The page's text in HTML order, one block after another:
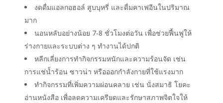
งดดื่มแอลกอฮอล์ สูบบุหรี่ และดื่มคาเฟอีนในปริมาณ
มาก
นอนหลับอย่างน้อย 7-8 ชั่วโมงต่อวัน เพื่อช่วยฟื้นฟูให้
ร่างกายและระบบต่าง ๆ ทำงานได้ปกติ
หลีกเลี่ยงการทำกิจกรรมหนักและความร้อนจัด เช่น
การแช่น้ำร้อน ซาวน่า หรือออกกำลังกายที่ใช้แรงมาก
ทำกิจกรรมที่เพิ่มความผ่อนคลาย เช่น นั่งสมาธิ โยคะ
อ่านหนังสือ เพื่อลดความเครียดและรักษาสภาพจิตใจให้